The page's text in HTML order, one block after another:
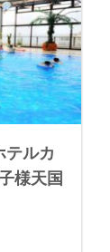
テルカ
様天国